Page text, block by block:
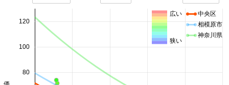
80
100
120
中央区
相模原市
神奈川県
広い
狭い